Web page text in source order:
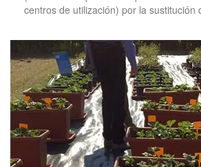
centros de utilización) por la sustitución